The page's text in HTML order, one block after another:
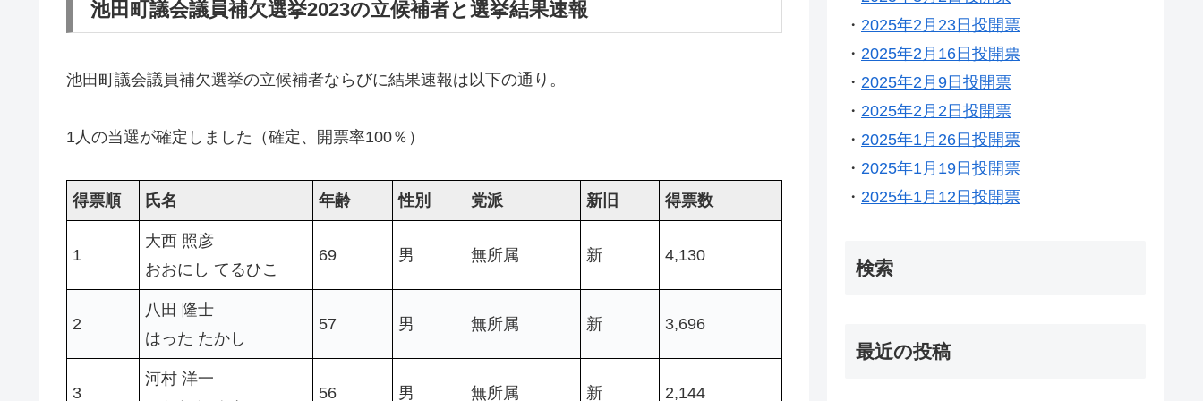
池田町議会議員補欠選挙2023の立候補者と選挙結果速報
池田町議会議員補欠選挙の立候補者ならびに結果速報は以下の通り。
1人の当選が確定しました（確定、開票率100％）
得票順 氏名 年齢 性別 党派 新旧 得票数
1
大西 照彦
おおにし てるひこ
69 男 無所属 新 4,130
2
八田 隆士
はった たかし
57 男 無所属 新 3,696
3
河村 洋一
56 男 無所属 新 2,144
・ 2025年2月23日投開票
・ 2025年2月16日投開票
・ 2025年2月9日投開票
・ 2025年2月2日投開票
・ 2025年1月26日投開票
・ 2025年1月19日投開票
・ 2025年1月12日投開票
検索
最近の投稿